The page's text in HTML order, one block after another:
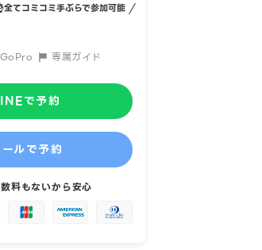
てコミコミ手ぶらで参加可能
専属ガイド
で予約
ルで予約
料もないから安心